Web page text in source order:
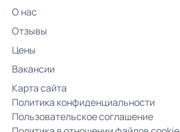
О нас
Отзывы
Цены
Вакансии
Карта сайта
Политика конфиденциальности
Пользовательское соглашение